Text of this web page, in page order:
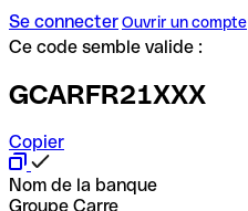
Se connecterOuvrir un compte
Ce code semble valide :
GCARFR21XXX
Copier
Nom de la banque
Groupe Carre